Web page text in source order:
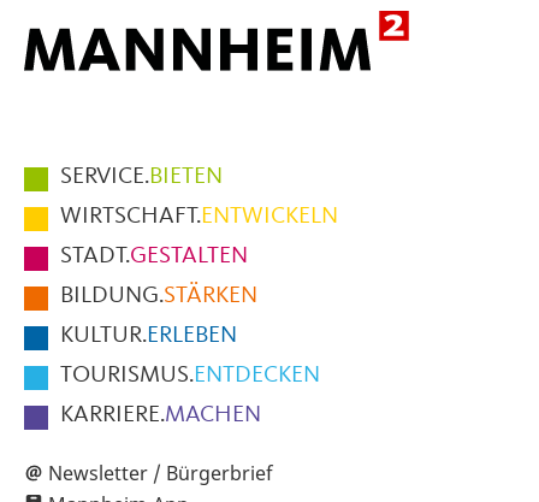
Hauptmenüpunkte
im
Fußbereich
der
Seite
SERVICE.BIETEN
WIRTSCHAFT.ENTWICKELN
STADT.GESTALTEN
BILDUNG.STÄRKEN
KULTUR.ERLEBEN
TOURISMUS.ENTDECKEN
KARRIERE.MACHEN
Newsletter / Bürgerbrief